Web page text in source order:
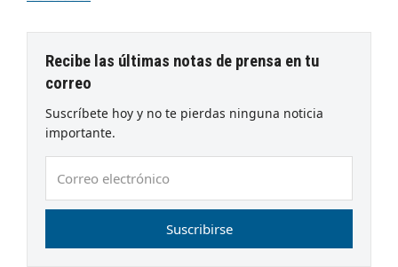
Recibe las últimas notas de prensa en tu
correo
Suscríbete hoy y no te pierdas ninguna noticia
importante.
electrónico
Suscribirse